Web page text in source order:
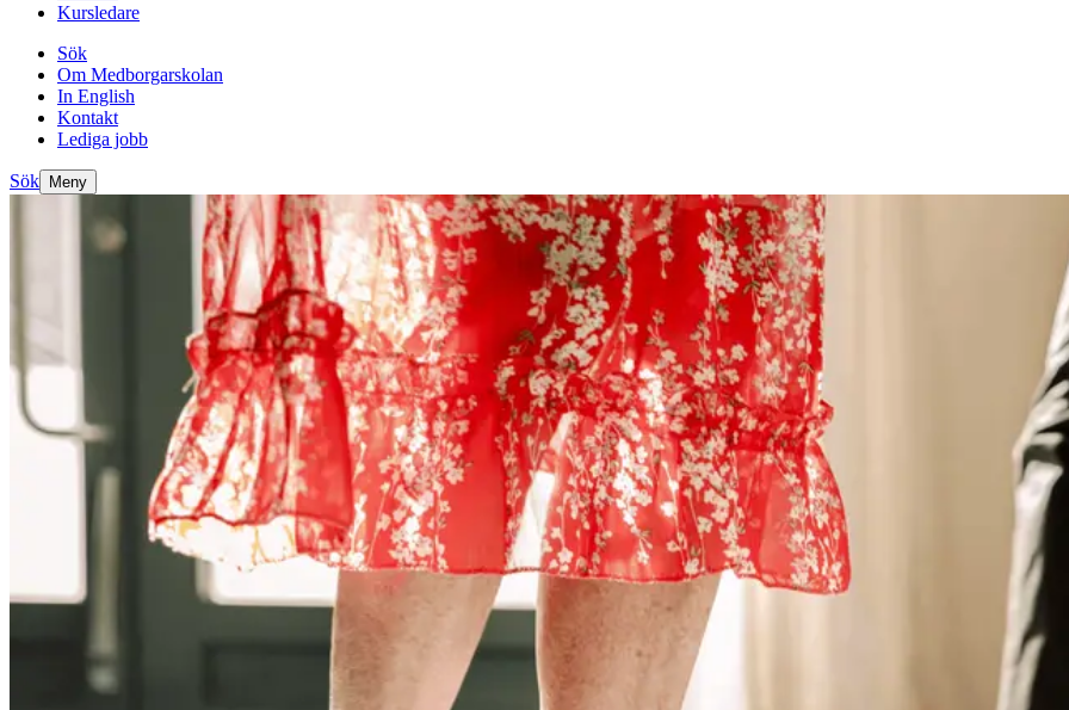
Kursledare
Sök
Om Medborgarskolan
In English
Kontakt
Lediga jobb
Sök Meny